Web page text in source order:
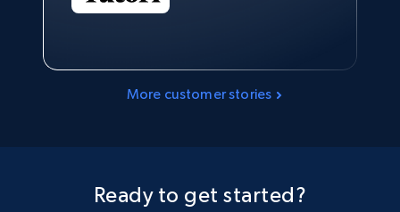
More customer stories
Ready to get started?